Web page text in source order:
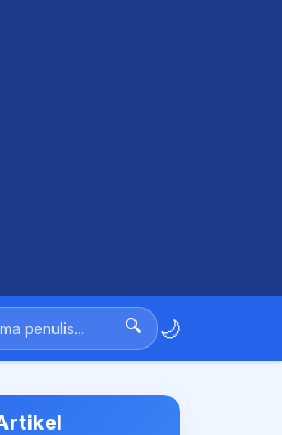
🔍 🌙